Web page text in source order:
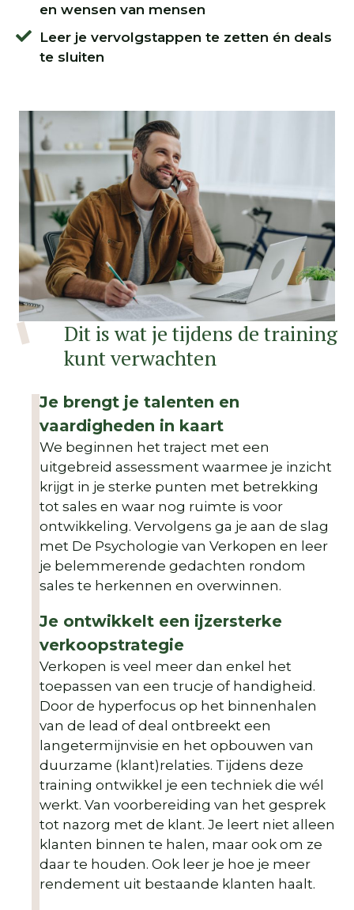
en wensen van mensen
Leer je vervolgstappen te zetten én deals
te sluiten
Dit is wat je tijdens de training
kunt verwachten
Je brengt je talenten en
vaardigheden in kaart
We beginnen het traject met een
uitgebreid assessment waarmee je inzicht
krijgt in je sterke punten met betrekking
tot sales en waar nog ruimte is voor
ontwikkeling. Vervolgens ga je aan de slag
met De Psychologie van Verkopen en leer
je belemmerende gedachten rondom
sales te herkennen en overwinnen.
Je ontwikkelt een ijzersterke
verkoopstrategie
Verkopen is veel meer dan enkel het
toepassen van een trucje of handigheid.
Door de hyperfocus op het binnenhalen
van de lead of deal ontbreekt een
langetermijnvisie en het opbouwen van
duurzame (klant)relaties. Tijdens deze
training ontwikkel je een techniek die wél
werkt. Van voorbereiding van het gesprek
tot nazorg met de klant. Je leert niet alleen
klanten binnen te halen, maar ook om ze
daar te houden. Ook leer je hoe je meer
rendement uit bestaande klanten haalt.